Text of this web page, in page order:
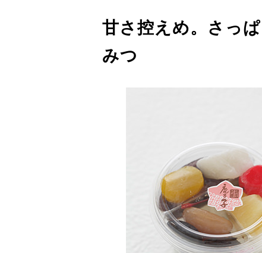
甘さ控えめ。さっ
みつ